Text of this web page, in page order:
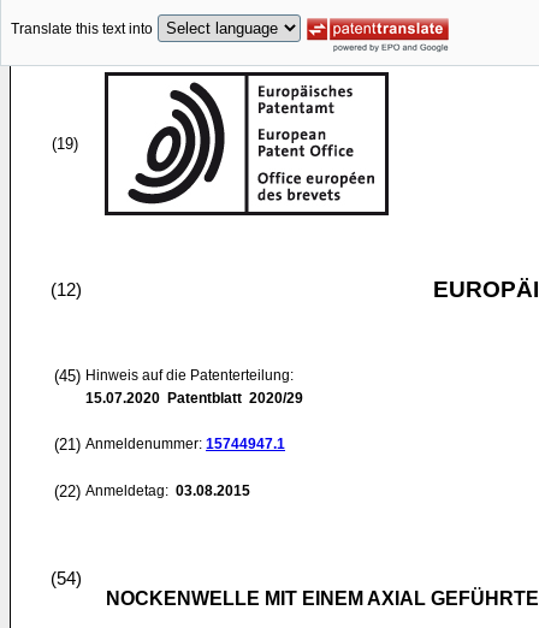
Translate this text into
(19)
(12)
(45) Hinweis auf die Patenterteilung:
15.07.2020 Patentblatt 2020/29
(21) Anmeldenummer: 15744947.1
(22) Anmeldetag: 03.08.2015
(54)
NOCKENWELLE MIT EINEM AXIAL